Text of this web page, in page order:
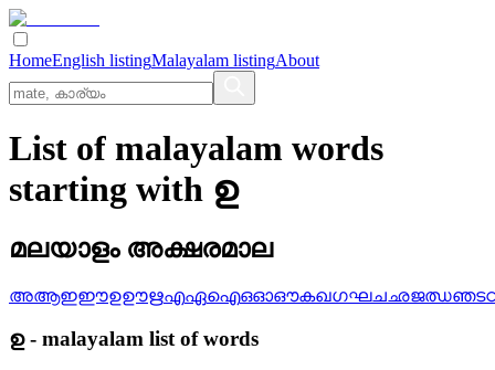
HomeEnglish listingMalayalam listingAbout
List of malayalam words
starting with ഉ
മലയാളം അക്ഷരമാല
അആഇഈഉഊഋഎഏഐഒഓഔകഖഗഘചഛജഝഞട
ഉ- malayalam list of words